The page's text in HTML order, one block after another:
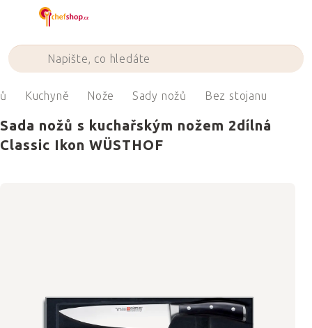
Kuchyně Nože Sady nožů Bez stojanu
Sada nožů s kuchařským nožem 2dílná
Classic Ikon WÜSTHOF